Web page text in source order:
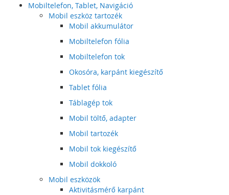
Mobiltelefon, Tablet, Navigáció
Mobil eszköz tartozék
Mobil akkumulátor
Mobiltelefon fólia
Mobiltelefon tok
Okosóra, karpánt kiegészítő
Tablet fólia
Táblagép tok
Mobil töltő, adapter
Mobil tartozék
Mobil tok kiegészítő
Mobil dokkoló
Mobil eszközök
Aktivitásmérő karpánt